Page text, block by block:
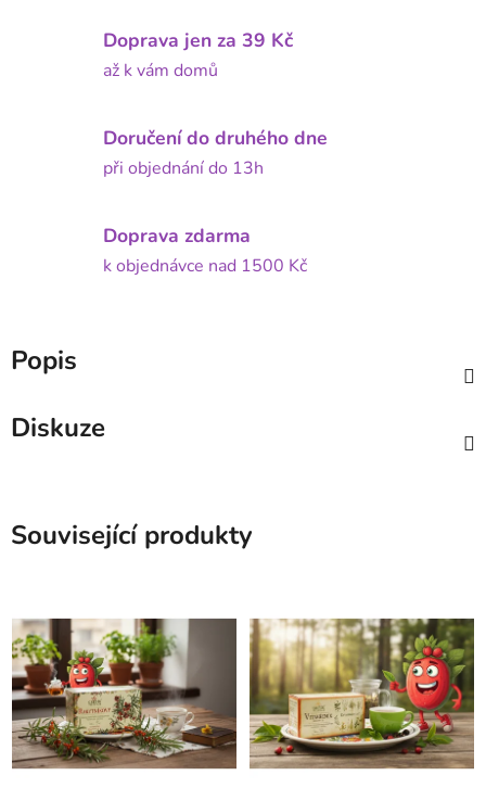
Doprava jen za 39 Kč
až k vám domů
Doručení do druhého dne
při objednání do 13h
Doprava zdarma
k objednávce nad 1500 Kč
Popis
Diskuze
Související produkty